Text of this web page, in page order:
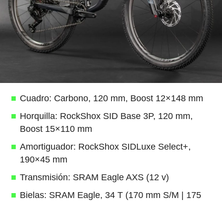
Cuadro: Carbono, 120 mm, Boost 12×148 mm
Horquilla: RockShox SID Base 3P, 120 mm,
Boost 15×110 mm
Amortiguador: RockShox SIDLuxe Select+,
190×45 mm
Transmisión: SRAM Eagle AXS (12 v)
Bielas: SRAM Eagle, 34 T (170 mm S/M | 175